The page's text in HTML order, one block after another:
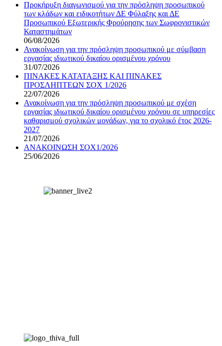
Προκήρυξη διαγωνισμού για την πρόσληψη προσωπικού
των κλάδων και ειδικοτήτων ΔΕ Φύλαξης και ΔΕ
Προσωπικού Εξωτερικής Φρούρησης των Σωφρονιστικών
Καταστημάτων
06/08/2026
Ανακοίνωση για την πρόσληψη προσωπικού με σύμβαση
εργασίας ιδιωτικού δικαίου ορισμένου χρόνου
31/07/2026
ΠΙΝΑΚΕΣ ΚΑΤΑΤΑΞΗΣ ΚΑΙ ΠΙΝΑΚΕΣ
ΠΡΟΣΛΗΠΤΕΩΝ ΣΟΧ 1/2026
22/07/2026
Ανακοίνωση για την πρόσληψη προσωπικού με σχέση
εργασίας ιδιωτικού δικαίου ορισμένου χρόνου σε υπηρεσίες
καθαρισμού σχολικών μονάδων, για το σχολικό έτος 2026-
2027
21/07/2026
ΑΝΑΚΟΙΝΩΣΗ ΣΟΧ1/2026
25/06/2026